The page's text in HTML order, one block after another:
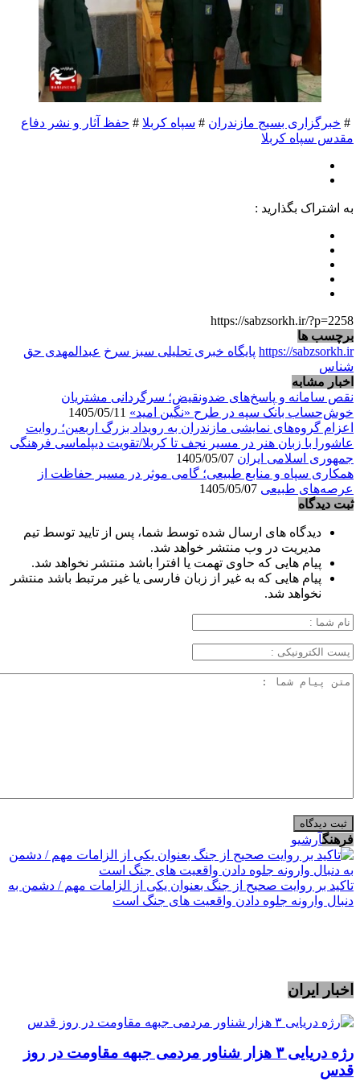
# خبرگزاری بسیج مازندران # سپاه کربلا # حفظ آثار و نشر دفاع
مقدس سپاه کربلا
به اشتراک بگذارید :
https://sabzsorkh.ir/?p=2258
برچسب ها
https://sabzsorkh.ir پایگاه خبری تحلیلی سبز سرخ عبدالمهدی حق
شناس
اخبار مشابه
نقص سامانه و پاسخ‌های ضدونقیض؛ سرگردانی مشتریان
خوش‌حساب بانک سپه در طرح «نگین امید»
اعزام گروه‌های نمایشی مازندران به رویداد بزرگ اربعین؛ روایت
عاشورا با زبان هنر در مسیر نجف تا کربلا/تقویت دیپلماسی فرهنگی
جمهوری اسلامی ایران
همکاری سپاه و منابع طبیعی؛ گامی موثر در مسیر حفاظت از
عرصه‌های طبیعی
ثبت دیدگاه
دیدگاه های ارسال شده توسط شما، پس از تایید توسط تیم
مدیریت در وب منتشر خواهد شد.
پیام هایی که حاوی تهمت یا افترا باشد منتشر نخواهد شد.
پیام هایی که به غیر از زبان فارسی یا غیر مرتبط باشد منتشر
نخواهد شد.
فرهنگآرشیو
تاکید بر روایت صحیح از جنگ بعنوان یکی از الزامات مهم / دشمن به
دنبال وارونه جلوه دادن واقعیت های جنگ است
اخبار ایران
رژه دریایی ۳ هزار شناور مردمی جبهه مقاومت در روز
قدس